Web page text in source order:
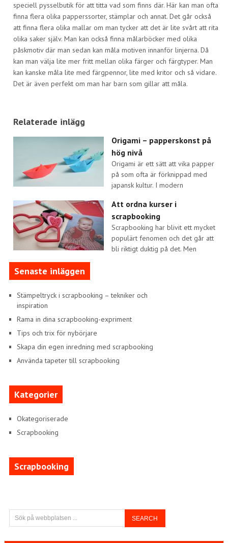
speciell pysselbutik för att titta vad som finns där. Här kan man ofta
finna flera olika papperssorter, stämplar och annat. Det går också
att finna flera olika mallar om man tycker att det är lite svårt att rita
olika saker själv. Man kan också finna målarböcker med olika
påskmotiv där man sedan kan måla motiven innanför linjerna. Då
kan man välja lite mer fritt mellan olika färger och färgtyper. Man
kan kanske måla lite med färgpennor, lite med kritor och så vidare.
Det är även perfekt om man har barn som gillar att måla.
Relaterade inlägg
Origami – papperskonst på
hög nivå
Origami är ett sätt att vika papper
på som ofta är förknippad med
japansk kultur. I modern
Att ordna kurser i
scrapbooking
Scrapbooking har blivit ett mycket
populärt fenomen och det går att
bli riktigt duktig på det. Men
Senaste inläggen
Stämpeltryck i scrapbooking – tekniker och
inspiration
Rama in dina scrapbooking-expriment
Tips och trix för nybörjare
Skapa din egen inredning med scrapbooking
Använda tapeter till scrapbooking
Kategorier
Okategoriserade
Scrapbooking
Scrapbooking